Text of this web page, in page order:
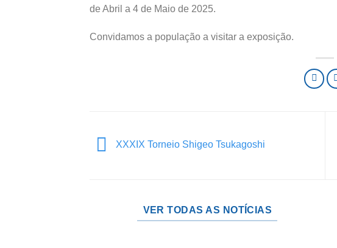
de Abril a 4 de Maio de 2025.
Convidamos a população a visitar a exposição.
XXXIX Torneio Shigeo Tsukagoshi
VER TODAS AS NOTÍCIAS